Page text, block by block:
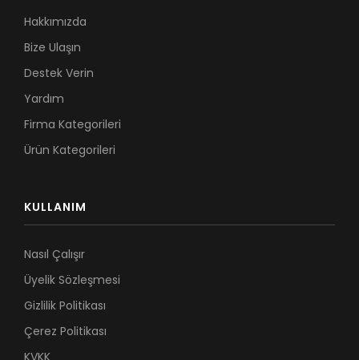
Hakkımızda
Bize Ulaşın
Destek Verin
Yardım
Firma Kategorileri
Ürün Kategorileri
KULLANIM
Nasıl Çalışır
Üyelik Sözleşmesi
Gizlilik Politikası
Çerez Politikası
KVKK